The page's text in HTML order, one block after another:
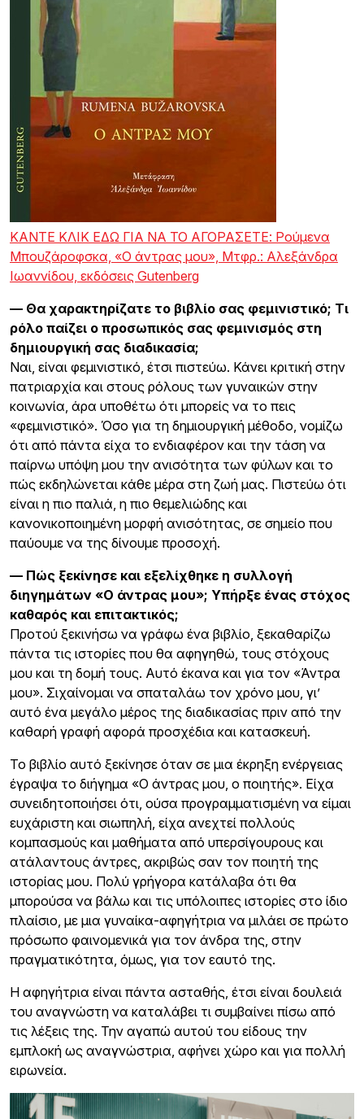
ΚΑΝΤΕ ΚΛΙΚ ΕΔΩ ΓΙΑ ΝΑ ΤΟ ΑΓΟΡΑΣΕΤΕ: Ρούμενα
Μπουζάροφσκα, «Ο άντρας μου», Μτφρ.: Αλεξάνδρα
Ιωαννίδου, εκδόσεις Gutenberg
— Θα χαρακτηρίζατε το βιβλίο σας φεμινιστικό; Τι
ρόλο παίζει ο προσωπικός σας φεμινισμός στη
δημιουργική σας διαδικασία;
Ναι, είναι φεμινιστικό, έτσι πιστεύω. Κάνει κριτική στην
πατριαρχία και στους ρόλους των γυναικών στην
κοινωνία, άρα υποθέτω ότι μπορείς να το πεις
«φεμινιστικό». Όσο για τη δημιουργική μέθοδο, νομίζω
ότι από πάντα είχα το ενδιαφέρον και την τάση να
παίρνω υπόψη μου την ανισότητα των φύλων και το
πώς εκδηλώνεται κάθε μέρα στη ζωή μας. Πιστεύω ότι
είναι η πιο παλιά, η πιο θεμελιώδης και
κανονικοποιημένη μορφή ανισότητας, σε σημείο που
παύουμε να της δίνουμε προσοχή.
— Πώς ξεκίνησε και εξελίχθηκε η συλλογή
διηγημάτων «Ο άντρας μου»; Υπήρξε ένας στόχος
καθαρός και επιτακτικός;
Προτού ξεκινήσω να γράφω ένα βιβλίο, ξεκαθαρίζω
πάντα τις ιστορίες που θα αφηγηθώ, τους στόχους
μου και τη δομή τους. Αυτό έκανα και για τον «Άντρα
μου». Σιχαίνομαι να σπαταλάω τον χρόνο μου, γι’
αυτό ένα μεγάλο μέρος της διαδικασίας πριν από την
καθαρή γραφή αφορά προσχέδια και κατασκευή.
Το βιβλίο αυτό ξεκίνησε όταν σε μια έκρηξη ενέργειας
έγραψα το διήγημα «Ο άντρας μου, ο ποιητής». Eίχα
συνειδητοποιήσει ότι, ούσα προγραμματισμένη να είμαι
ευχάριστη και σιωπηλή, είχα ανεχτεί πολλούς
κομπασμούς και μαθήματα από υπερσίγουρους και
ατάλαντους άντρες, ακριβώς σαν τον ποιητή της
ιστορίας μου. Πολύ γρήγορα κατάλαβα ότι θα
μπορούσα να βάλω και τις υπόλοιπες ιστορίες στο ίδιο
πλαίσιο, με μια γυναίκα-αφηγήτρια να μιλάει σε πρώτο
πρόσωπο φαινομενικά για τον άνδρα της, στην
πραγματικότητα, όμως, για τον εαυτό της.
Η αφηγήτρια είναι πάντα ασταθής, έτσι είναι δουλειά
του αναγνώστη να καταλάβει τι συμβαίνει πίσω από
τις λέξεις της. Την αγαπώ αυτού του είδους την
εμπλοκή ως αναγνώστρια, αφήνει χώρο και για πολλή
ειρωνεία.